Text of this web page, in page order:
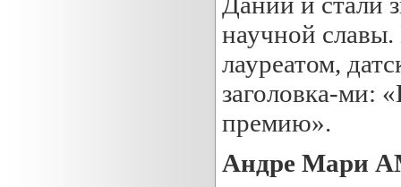
научной
лауреатом,
заголовка-ми:
премию».
Андре Мари